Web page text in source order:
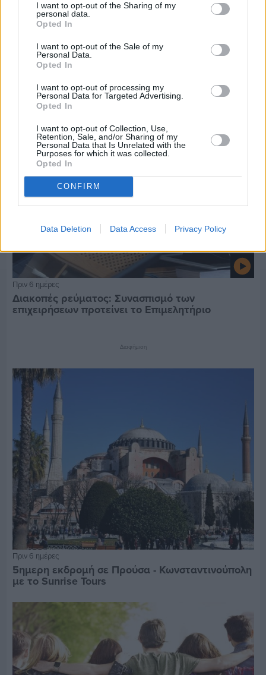
I want to opt-out of the Sharing of my
personal data.
Opted In
I want to opt-out of the Sale of my
Personal Data.
Opted In
I want to opt-out of processing my
Personal Data for Targeted Advertising.
Opted In
I want to opt-out of Collection, Use,
Retention, Sale, and/or Sharing of my
Personal Data that Is Unrelated with the
Purposes for which it was collected.
Opted In
CONFIRM
Data Deletion Data Access Privacy Policy
Πριν 6 ημέρες
Εργασίες ασφαλτόστρωσης σε τρεις οδούς του
Πριν 6 ημέρες
Διακοπές ρεύματος: Συνασπισμό των
επιχειρήσεων προτείνει το Επιμελητήριο
Διαφήμιση
Πριν 6 ημέρες
5ημερη εκδρομή σε Προύσα - Κωνσταντινούπολη
με το Sunrise Tours